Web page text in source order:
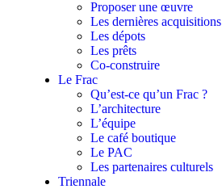
Proposer une œuvre
Les dernières acquisitions
Les dépots
Les prêts
Co-construire
Le Frac
Qu’est-ce qu’un Frac ?
L’architecture
L’équipe
Le café boutique
Le PAC
Les partenaires culturels
Triennale